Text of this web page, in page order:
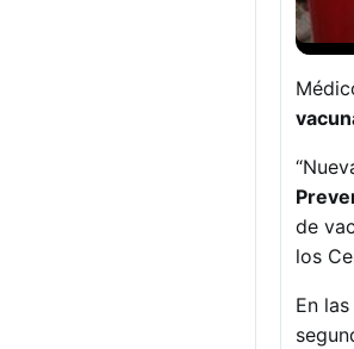
de
los
En